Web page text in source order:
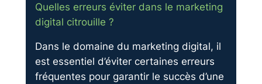
Quelles erreurs éviter dans le marketing
digital citrouille ?
Dans le domaine du marketing digital, il
est essentiel d’éviter certaines erreurs
fréquentes pour garantir le succès d’une